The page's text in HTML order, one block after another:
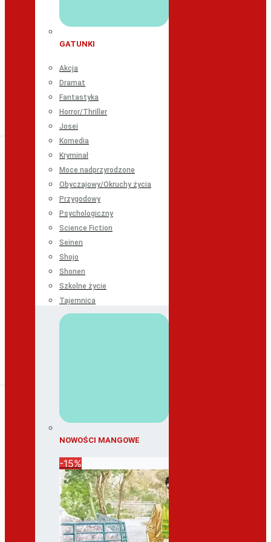
GATUNKI
Akcja
Dramat
Fantastyka
Horror/Thriller
Josei
Komedia
Kryminał
Moce nadprzyrodzone
Obyczajowy/Okruchy życia
Przygodowy
Psychologiczny
Science Fiction
Seinen
Shojo
Shonen
Szkolne życie
Tajemnica
NOWOŚCI MANGOWE
-15%